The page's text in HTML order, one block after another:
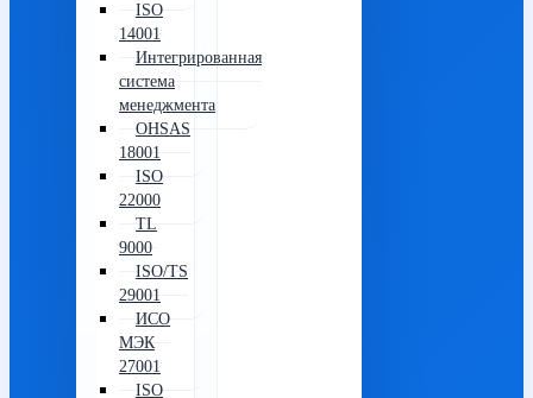
ISO
14001
Интегрированная
система
менеджмента
OHSAS
18001
ISO
22000
TL
9000
ISO/TS
29001
ИСО
МЭК
27001
ISO